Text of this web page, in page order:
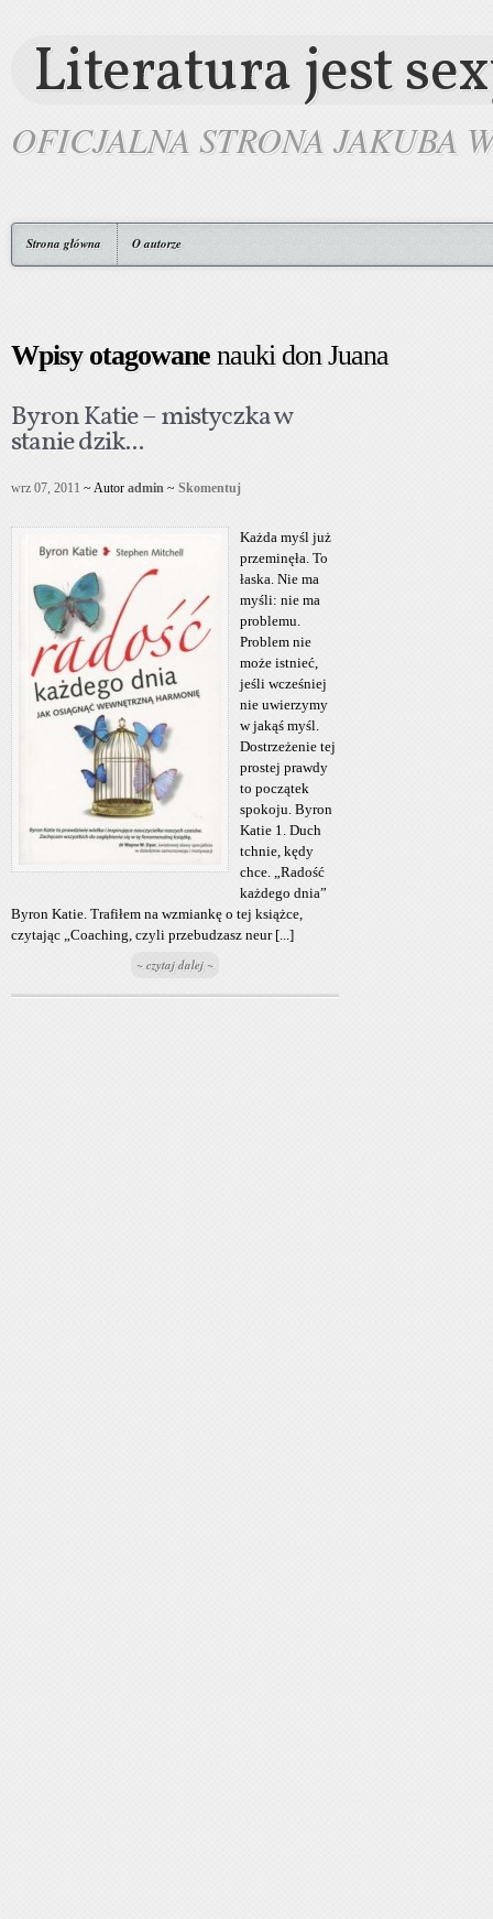
Literatura jest
OFICJALNA STRONA JAKUBA
Strona główna O autorze
Wpisy otagowanenauki don Juana
Byron Katie – mistyczka w
stanie dzik...
wrz 07, 2011 ~ Autor admin ~ Skomentuj
Każda myśl już
przeminęła. To
łaska. Nie ma
myśli: nie ma
problemu.
Problem nie
może istnieć,
jeśli wcześniej
nie uwierzymy
w jakąś myśl.
Dostrzeżenie tej
prostej prawdy
to początek
spokoju. Byron
Katie 1. Duch
tchnie, kędy
chce. „Radość
każdego dnia”
Byron Katie. Trafiłem na wzmiankę o tej książce,
czytając „Coaching, czyli przebudzasz neur [...]
~ czytaj dalej ~